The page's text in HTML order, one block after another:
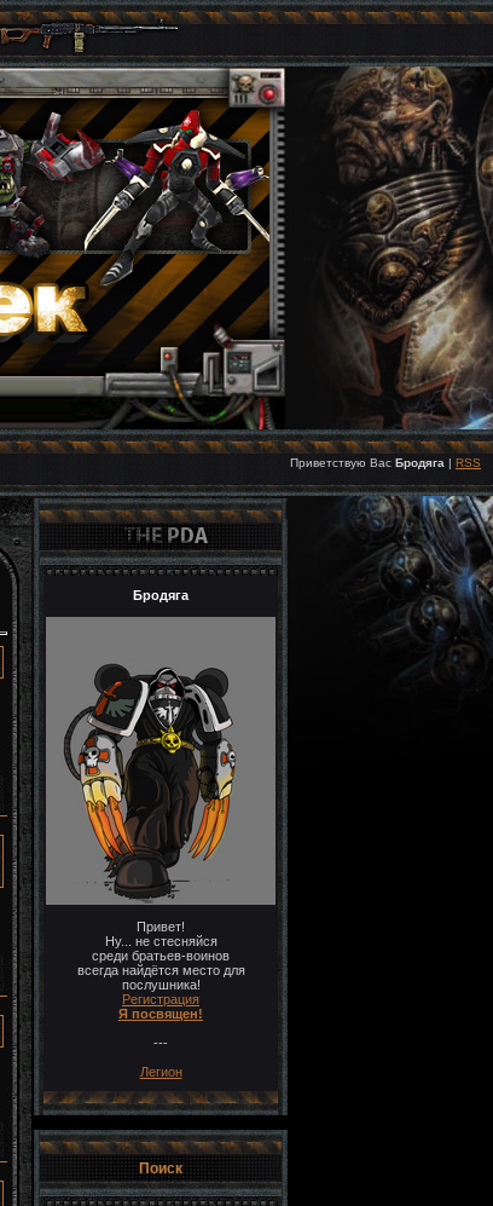
Приветствую Вас Бродяга | RSS
Бродяга
Привет!
Ну... не стесняйся
среди братьев-воинов
всегда найдётся место для
послушника!
Регистрация
Я посвящен!
---
Легион
Поиск